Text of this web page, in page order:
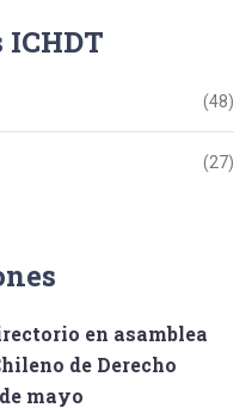
(48)
(27)
en asamblea
de Derecho
mayo